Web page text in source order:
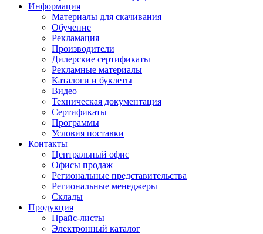
Информация
Материалы для скачивания
Обучение
Рекламация
Производители
Дилерские сертификаты
Рекламные материалы
Каталоги и буклеты
Видео
Техническая документация
Сертификаты
Программы
Условия поставки
Контакты
Центральный офис
Офисы продаж
Региональные представительства
Региональные менеджеры
Склады
Продукция
Прайс-листы
Электронный каталог